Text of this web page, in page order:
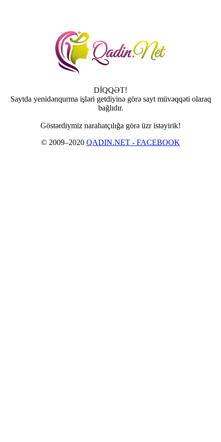
DİQQƏT!
Saytda yenidənqurma işləri getdiyinə görə sayt müvəqqəti olaraq
bağlıdır.
Göstərdiymiz narahatçılığa görə üzr istəyirik!
© 2009–2020 QADIN.NET - FACEBOOK